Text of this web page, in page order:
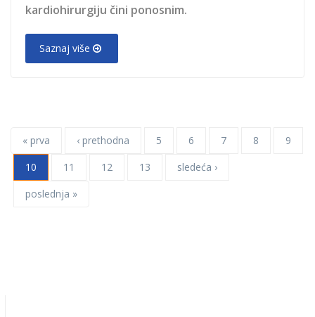
kardiohirurgiju čini ponosnim.
Saznaj više
« prva ‹ prethodna 5 6 7 8
9
10
11 12 13
sledeća ›
poslednja »